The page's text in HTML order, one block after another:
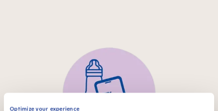
Optimize your experience